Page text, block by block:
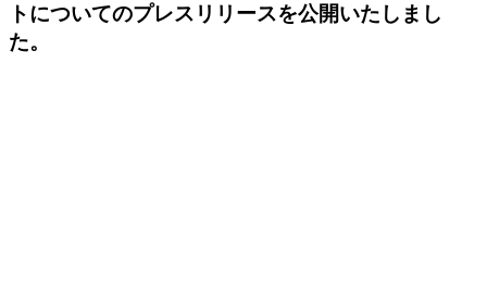
トについてのプレスリリースを公開いたしまし
た。